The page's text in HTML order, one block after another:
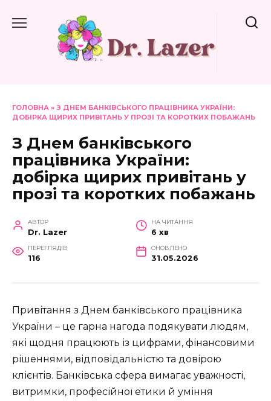
до
ГОЛОВНА » З ДНЕМ БАНКІВСЬКОГО ПРАЦІВНИКА УКРАЇНИ:
ДОБІРКА ЩИРИХ ПРИВІТАНЬ У ПРОЗІ ТА КОРОТКИХ ПОБАЖАНЬ
З Днем банківського
працівника України:
добірка щирих привітань у
прозі та коротких побажань
АВТОР
Dr. Lazer
НА ЧИТАННЯ
6 хв
ПЕРЕГЛЯДІВ
116
ОНОВЛЕНО
31.05.2026
Привітання з Днем банківського працівника
України – це гарна нагода подякувати людям,
які щодня працюють із цифрами, фінансовими
рішеннями, відповідальністю та довірою
клієнтів. Банківська сфера вимагає уважності,
витримки, професійної етики й уміння